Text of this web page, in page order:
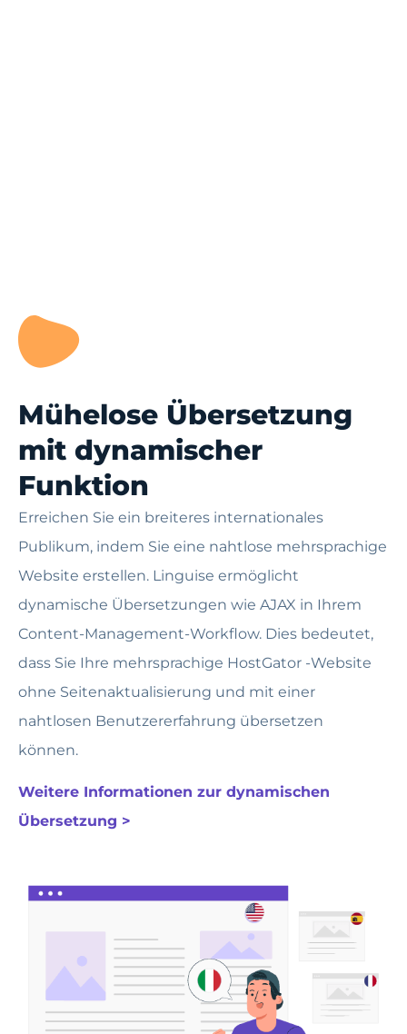
Mühelose Übersetzung
mit dynamischer
Funktion
Erreichen Sie ein breiteres internationales
Publikum, indem Sie eine nahtlose mehrsprachige
Website erstellen. Linguise ermöglicht
dynamische Übersetzungen wie AJAX in Ihrem
Content-Management-Workflow. Dies bedeutet,
dass Sie Ihre mehrsprachige HostGator -Website
ohne Seitenaktualisierung und mit einer
nahtlosen Benutzererfahrung übersetzen
können.
Weitere Informationen zur dynamischen
Übersetzung >